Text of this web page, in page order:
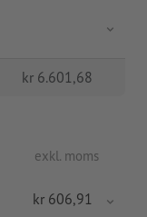
kr 6.601,68
exkl. moms
kr 606,91